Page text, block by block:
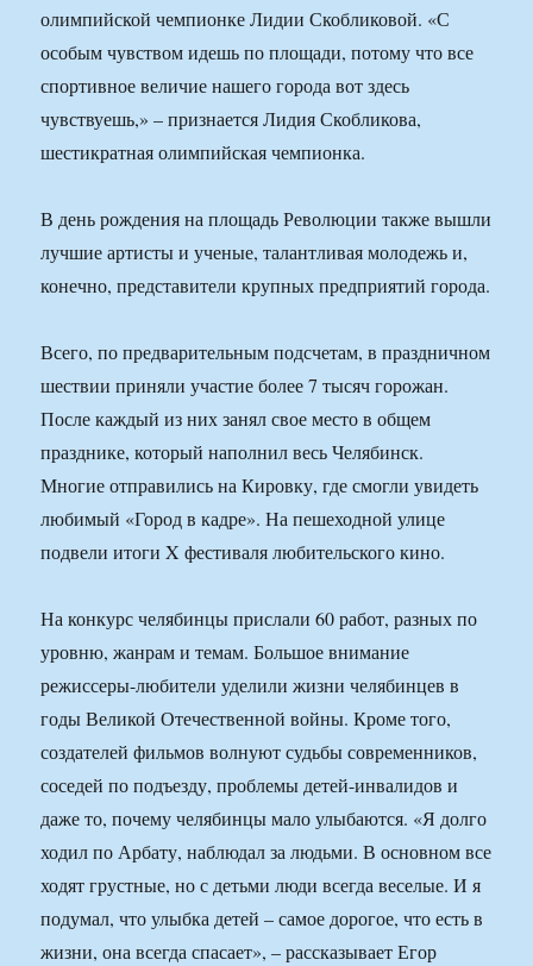
олимпийской чемпионке Лидии Скобликовой. «С
особым чувством идешь по площади, потому что все
спортивное величие нашего города вот здесь
чувствуешь,» – признается Лидия Скобликова,
шестикратная олимпийская чемпионка.
В день рождения на площадь Революции также вышли
лучшие артисты и ученые, талантливая молодежь и,
конечно, представители крупных предприятий города.
Всего, по предварительным подсчетам, в праздничном
шествии приняли участие более 7 тысяч горожан.
После каждый из них занял свое место в общем
празднике, который наполнил весь Челябинск.
Многие отправились на Кировку, где смогли увидеть
любимый «Город в кадре». На пешеходной улице
подвели итоги X фестиваля любительского кино.
На конкурс челябинцы прислали 60 работ, разных по
уровню, жанрам и темам. Большое внимание
режиссеры-любители уделили жизни челябинцев в
годы Великой Отечественной войны. Кроме того,
создателей фильмов волнуют судьбы современников,
соседей по подъезду, проблемы детей-инвалидов и
даже то, почему челябинцы мало улыбаются. «Я долго
ходил по Арбату, наблюдал за людьми. В основном все
ходят грустные, но с детьми люди всегда веселые. И я
подумал, что улыбка детей – самое дорогое, что есть в
жизни, она всегда спасает», – рассказывает Егор